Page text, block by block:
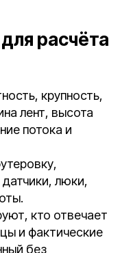
расчёта
крупность,
лент, высота
потока и
люки,
кто отвечает
и фактические
без